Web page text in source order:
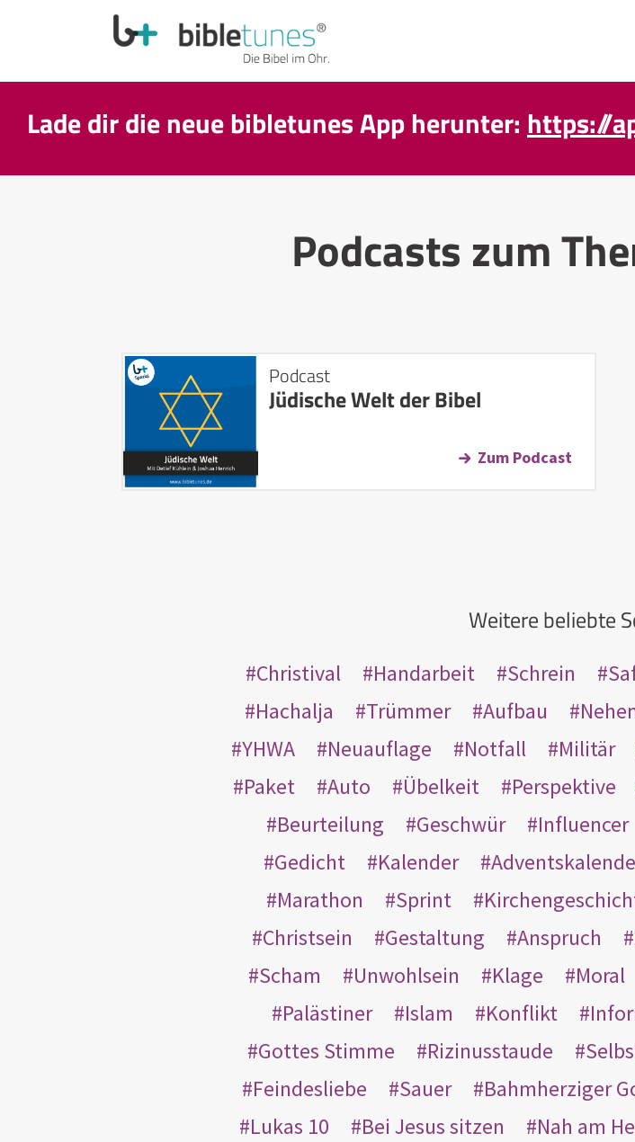
Lade dir die neue bibletunes App herunter: https://
Podcasts zum
Podcast
Jüdische Welt der Bibel
Zum Podcast
Weitere beliebte
Christival Handarbeit Schrein
Hachalja
Trümmer Aufbau
YHWA
Neuauflage Notfall Militär
Paket
Auto Übelkeit Perspektive
Beurteilung
Geschwür Influencer
Gedicht
Kalender
Marathon
Sprint
Christsein
Gestaltung Anspruch
Scham
Unwohlsein Klage Moral
Palästiner
Islam Konflikt
Gottes Stimme
Rizinusstaude
Feindesliebe
Sauer Bahmherziger
Lukas 10
Bei Jesus sitzen Nah am